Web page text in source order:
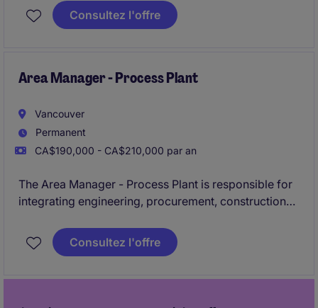
seamless integration between engineering,
procurement, HSE, construction and operation
Consultez l'offre
Area Manager - Process Plant
Vancouver
Permanent
CA$190,000 - CA$210,000 par an
The Area Manager - Process Plant is responsible for
integrating engineering, procurement, construction
making within the assigned area to deliver the work
safely, in accordance with scope, quality, schedule,
Consultez l'offre